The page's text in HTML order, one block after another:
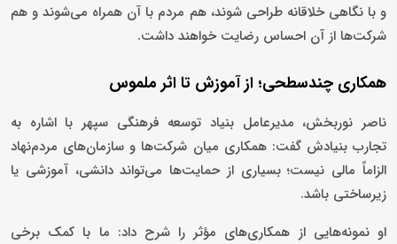
و با نگاهی خلاقانه طراحی شوند، هم مردم با آن همراه می‌شوند و هم
شرکت‌ها از آن احساس رضایت خواهند داشت.
همکاری چندسطحی؛ از آموزش تا اثر ملموس
ناصر نوربخش، مدیرعامل بنیاد توسعه فرهنگی سپهر با اشاره به
تجارب بنیادش گفت: همکاری میان شرکت‌ها و سازمان‌های مردم‌نهاد
الزاماً مالی نیست؛ بسیاری از حمایت‌ها می‌تواند دانشی، آموزشی یا
زیرساختی باشد.
او نمونه‌هایی از همکاری‌های مؤثر را شرح داد: ما با کمک برخی